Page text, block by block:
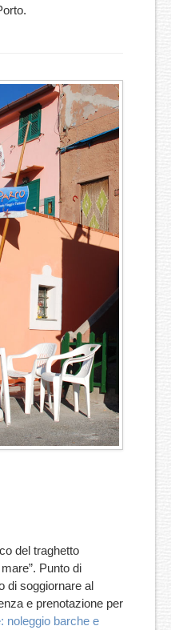
del traghetto
Punto di
di soggiornare al
e prenotazione per
noleggio barche e